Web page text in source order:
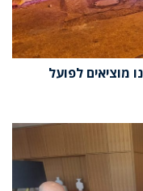
מוציאים לפועל